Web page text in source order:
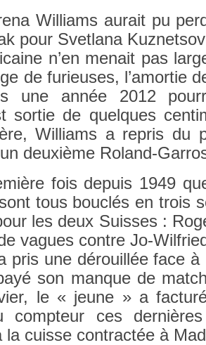
Wil­liams aurait pu
pour Svet­lana
n’en menait pas
de furieuses, l’amor­tie
une année 2012
sor­tie de quel­ques
Wil­liams a re­pris du
deuxième Roland-
fois de­puis 1949
tous bouclés en trois
les deux Suis­ses :
vagues con­tre Jo-
pris une dérouillée face
son man­que de
le « jeune » a
com­pteur ces
la cuis­se contra­ctée à